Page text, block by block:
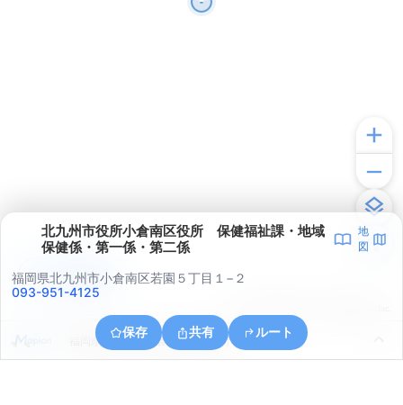
北九州市役所小倉南区役所 保健福祉課・地域
保健係・第一係・第二係
地
図
福岡県北九州市小倉南区若園５丁目１−２
093-951-4125
保存 共有 ルート
福岡県北九州市小倉南区大字長野
アプリで見る